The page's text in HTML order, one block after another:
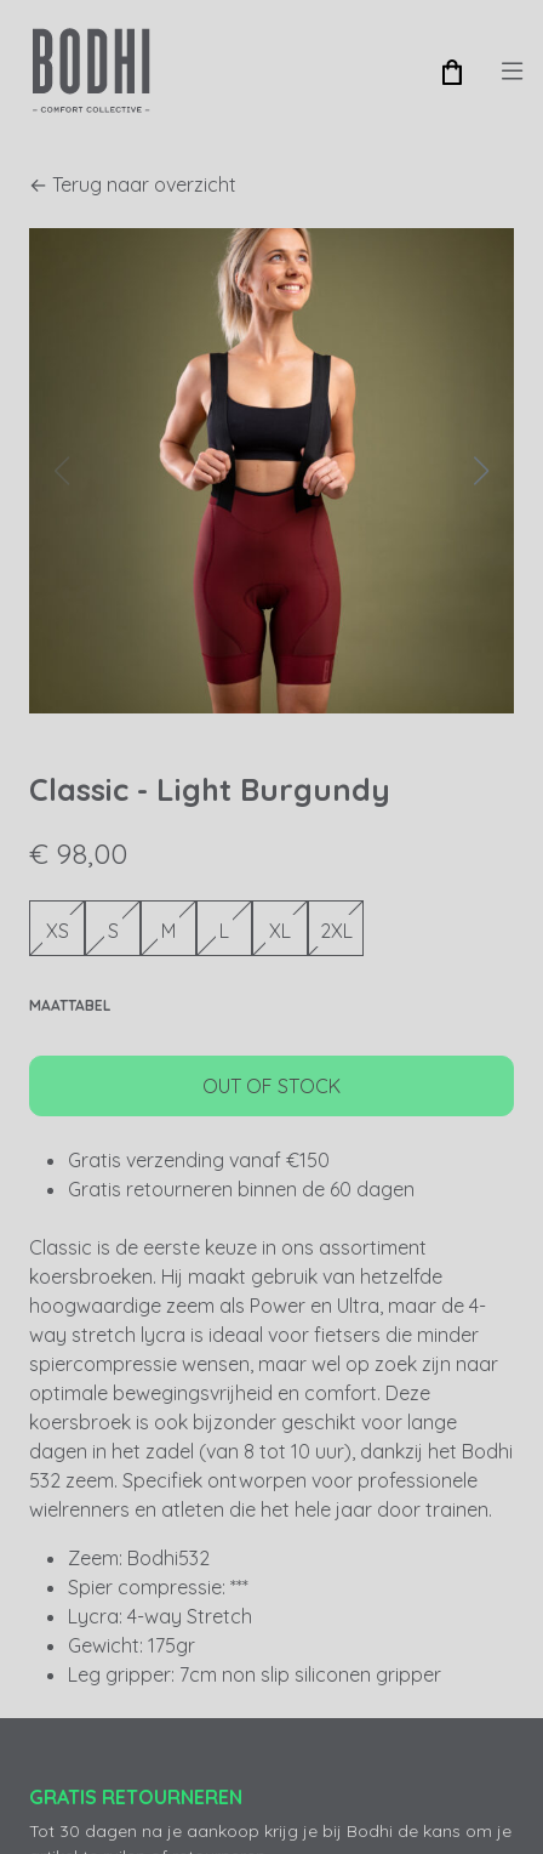
← Terug naar overzicht
Classic - Light Burgundy
€ 98,00
XS S M L XL 2XL
MAATTABEL
OUT OF STOCK
Gratis verzending vanaf €150
Gratis retourneren binnen de 60 dagen
Classic is de eerste keuze in ons assortiment
koersbroeken. Hij maakt gebruik van hetzelfde
hoogwaardige zeem als Power en Ultra, maar de 4-
way stretch lycra is ideaal voor fietsers die minder
spiercompressie wensen, maar wel op zoek zijn naar
optimale bewegingsvrijheid en comfort. Deze
koersbroek is ook bijzonder geschikt voor lange
dagen in het zadel (van 8 tot 10 uur), dankzij het Bodhi
532 zeem. Specifiek ontworpen voor professionele
wielrenners en atleten die het hele jaar door trainen.
Zeem: Bodhi532
Spier compressie: ***
Lycra: 4-way Stretch
Gewicht: 175gr
Leg gripper: 7cm non slip siliconen gripper
GRATIS RETOURNEREN
Tot 30 dagen na je aankoop krijg je bij Bodhi de kans om je